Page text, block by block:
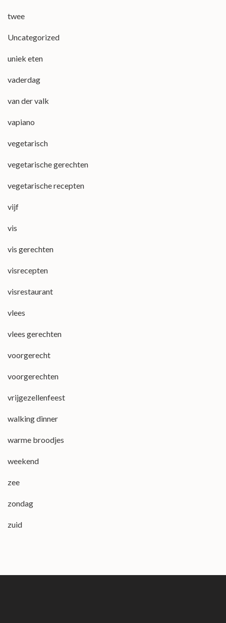
twee
Uncategorized
uniek eten
vaderdag
van der valk
vapiano
vegetarisch
vegetarische gerechten
vegetarische recepten
vijf
vis
vis gerechten
visrecepten
visrestaurant
vlees
vlees gerechten
voorgerecht
voorgerechten
vrijgezellenfeest
walking dinner
warme broodjes
weekend
zee
zondag
zuid